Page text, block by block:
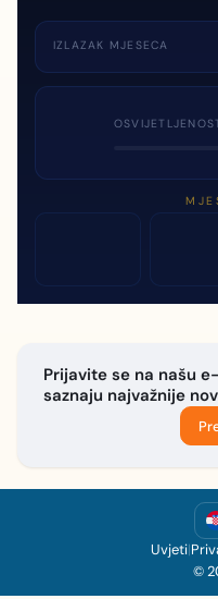
IZLAZAK MJESECA
Prijavite se na našu
saznaju najvažnije
Uvjeti|
©